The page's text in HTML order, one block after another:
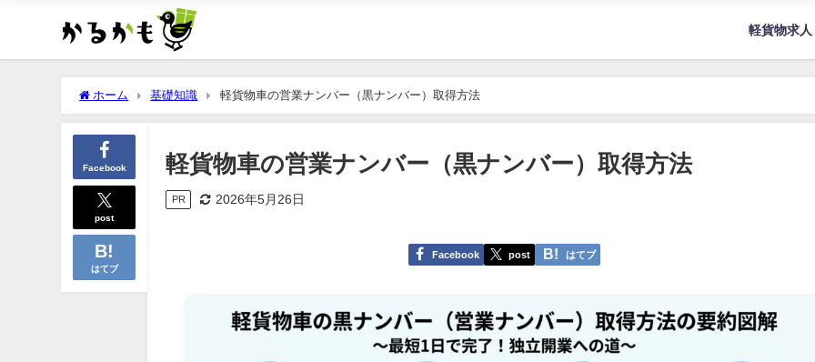
軽貨物求人
ホーム 基礎知識 軽貨物車の営業ナンバー（黒ナンバー）取得方法
Facebook
post
はてブ
軽貨物車の営業ナンバー（黒ナンバー）取得方法
PR 2026年5月26日
Facebook post はてブ